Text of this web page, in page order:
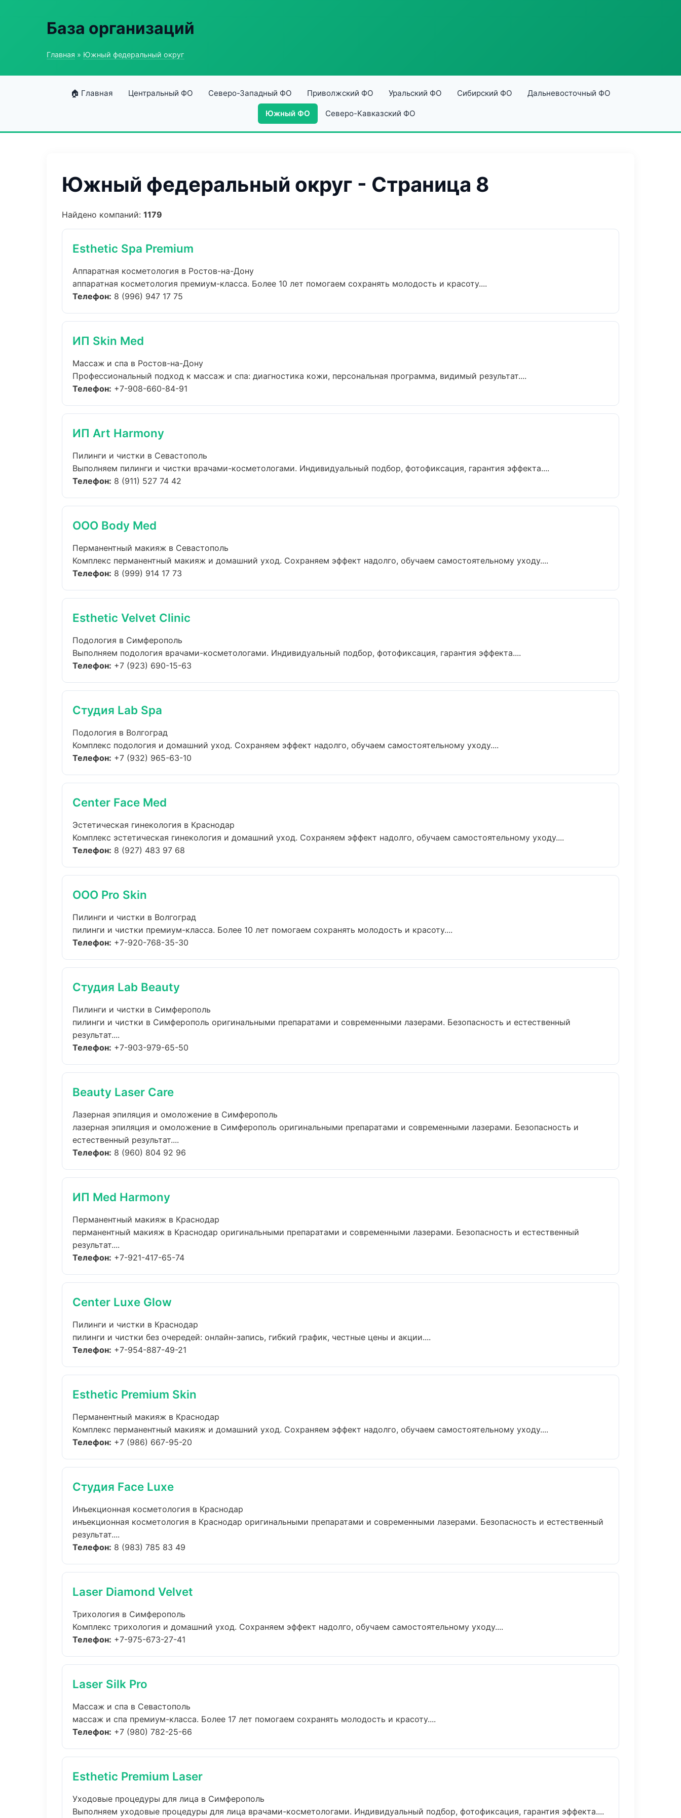
База организаций
Главная » Южный федеральный округ
🏠 Главная Центральный ФО Северо-Западный ФО Приволжский ФО Уральский ФО Сибирский ФО Дальневосточный ФО
Южный ФО Северо-Кавказский ФО
Южный федеральный округ - Страница 8
Найдено компаний: 1179
Esthetic Spa Premium
Аппаратная косметология в Ростов-на-Дону
аппаратная косметология премиум-класса. Более 10 лет помогаем сохранять молодость и красоту....
Телефон: 8 (996) 947 17 75
ИП Skin Med
Массаж и спа в Ростов-на-Дону
Профессиональный подход к массаж и спа: диагностика кожи, персональная программа, видимый результат....
Телефон: +7-908-660-84-91
ИП Art Harmony
Пилинги и чистки в Севастополь
Выполняем пилинги и чистки врачами-косметологами. Индивидуальный подбор, фотофиксация, гарантия эффекта....
Телефон: 8 (911) 527 74 42
ООО Body Med
Перманентный макияж в Севастополь
Комплекс перманентный макияж и домашний уход. Сохраняем эффект надолго, обучаем самостоятельному уходу....
Телефон: 8 (999) 914 17 73
Esthetic Velvet Clinic
Подология в Симферополь
Выполняем подология врачами-косметологами. Индивидуальный подбор, фотофиксация, гарантия эффекта....
Телефон: +7 (923) 690-15-63
Студия Lab Spa
Подология в Волгоград
Комплекс подология и домашний уход. Сохраняем эффект надолго, обучаем самостоятельному уходу....
Телефон: +7 (932) 965-63-10
Center Face Med
Эстетическая гинекология в Краснодар
Комплекс эстетическая гинекология и домашний уход. Сохраняем эффект надолго, обучаем самостоятельному уходу....
Телефон: 8 (927) 483 97 68
ООО Pro Skin
Пилинги и чистки в Волгоград
пилинги и чистки премиум-класса. Более 10 лет помогаем сохранять молодость и красоту....
Телефон: +7-920-768-35-30
Студия Lab Beauty
Пилинги и чистки в Симферополь
пилинги и чистки в Симферополь оригинальными препаратами и современными лазерами. Безопасность и естественный
результат....
Телефон: +7-903-979-65-50
Beauty Laser Care
Лазерная эпиляция и омоложение в Симферополь
лазерная эпиляция и омоложение в Симферополь оригинальными препаратами и современными лазерами. Безопасность и
естественный результат....
Телефон: 8 (960) 804 92 96
ИП Med Harmony
Перманентный макияж в Краснодар
перманентный макияж в Краснодар оригинальными препаратами и современными лазерами. Безопасность и естественный
результат....
Телефон: +7-921-417-65-74
Center Luxe Glow
Пилинги и чистки в Краснодар
пилинги и чистки без очередей: онлайн-запись, гибкий график, честные цены и акции....
Телефон: +7-954-887-49-21
Esthetic Premium Skin
Перманентный макияж в Краснодар
Комплекс перманентный макияж и домашний уход. Сохраняем эффект надолго, обучаем самостоятельному уходу....
Телефон: +7 (986) 667-95-20
Студия Face Luxe
Инъекционная косметология в Краснодар
инъекционная косметология в Краснодар оригинальными препаратами и современными лазерами. Безопасность и естественный
результат....
Телефон: 8 (983) 785 83 49
Laser Diamond Velvet
Трихология в Симферополь
Комплекс трихология и домашний уход. Сохраняем эффект надолго, обучаем самостоятельному уходу....
Телефон: +7-975-673-27-41
Laser Silk Pro
Массаж и спа в Севастополь
массаж и спа премиум-класса. Более 17 лет помогаем сохранять молодость и красоту....
Телефон: +7 (980) 782-25-66
Esthetic Premium Laser
Уходовые процедуры для лица в Симферополь
Выполняем уходовые процедуры для лица врачами-косметологами. Индивидуальный подбор, фотофиксация, гарантия эффекта....